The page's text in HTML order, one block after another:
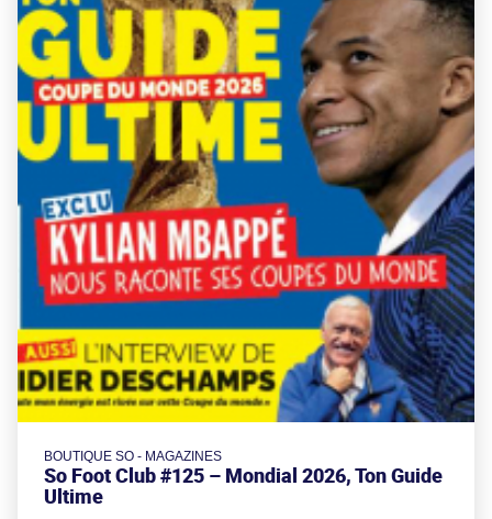
BOUTIQUE SO - MAGAZINES
So Foot Club #125 – Mondial 2026, Ton Guide
Ultime